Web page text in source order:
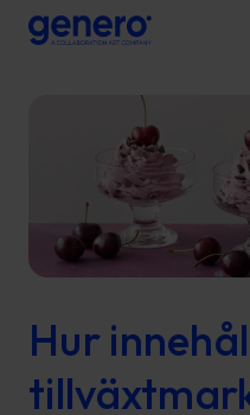
Hur